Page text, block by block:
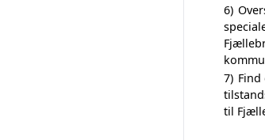
6)
7)
til